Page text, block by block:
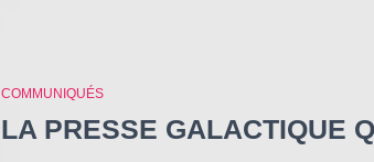
COMMUNIQUÉS
LA PRESSE GALACTIQUE